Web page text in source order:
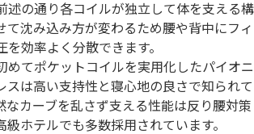
述の通り各コイルが独立して体を支える構
て沈み込み方が変わるため腰や背中にフィ
効率よく分散できます。
めてポケットコイルを実用化したパイオニ
スは高い支持性と寝心地の良さで知られて
なカーブを乱さず支える性能は反り腰対策
ホテルでも多数採用されています。